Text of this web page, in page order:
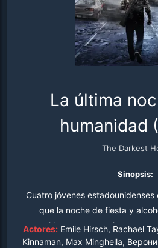
La última
humanidad (
The Darkest
Sinopsis:
Cuatro jóvenes estadounidenses
que la noche de fiesta y
conocido va a convertirse en una
cuando se desate sobre la
Actores: Emile Hirsch, Rachael
Kinnaman, Max Minghella,